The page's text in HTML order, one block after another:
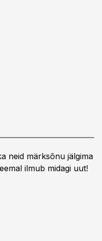
neid märksõnu jälgima
ilmub midagi uut!